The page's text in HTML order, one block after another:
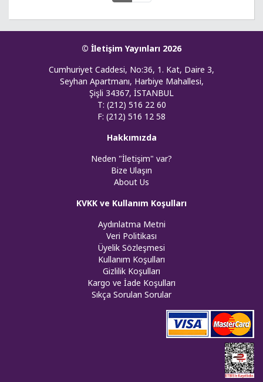
© İletişim Yayınları 2026
Cumhuriyet Caddesi, No:36, 1. Kat, Daire 3,
Seyhan Apartmanı, Harbiye Mahallesi,
Şişli 34367, İSTANBUL
T: (212) 516 22 60
F: (212) 516 12 58
Hakkımızda
Neden "İletişim" var?
Bize Ulaşın
About Us
KVKK ve Kullanım Koşulları
Aydınlatma Metni
Veri Politikası
Üyelik Sözleşmesi
Kullanım Koşulları
Gizlilik Koşulları
Kargo ve İade Koşulları
Sıkça Sorulan Sorular